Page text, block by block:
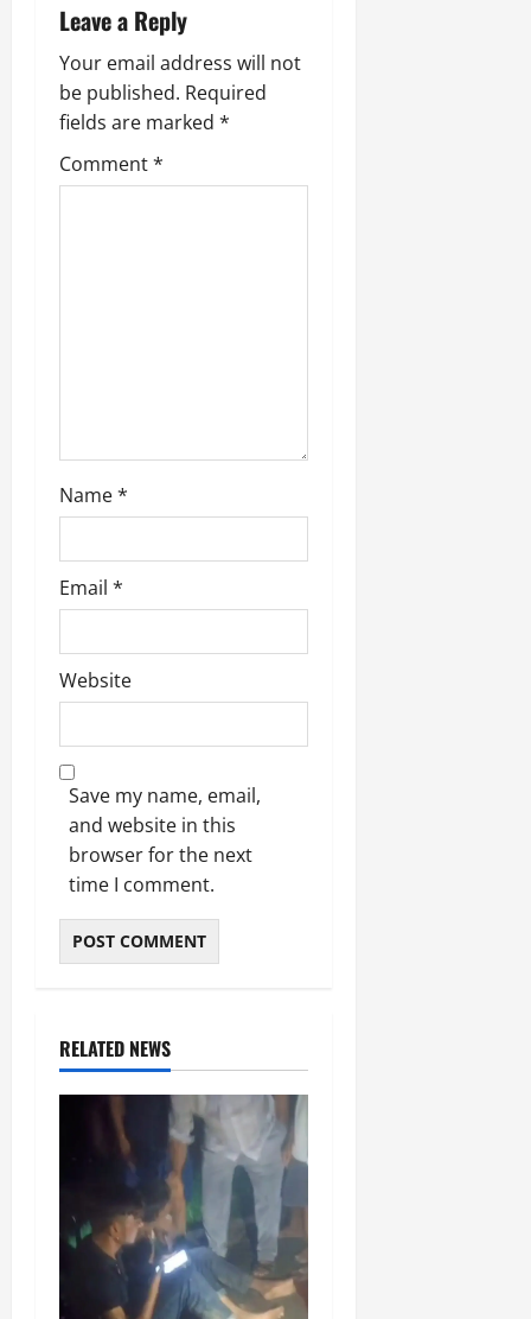
v
i
g
a
Leave a Reply
Your email address will not
be published. Required
fields are marked *
Comment*
Name*
Email *
Website
Save my name, email,
and website in this
browser for the next
time I comment.
RELATED NEWS